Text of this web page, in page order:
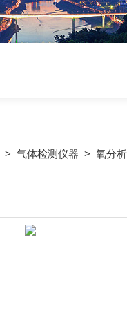
> 气体检测仪器 > 氧分